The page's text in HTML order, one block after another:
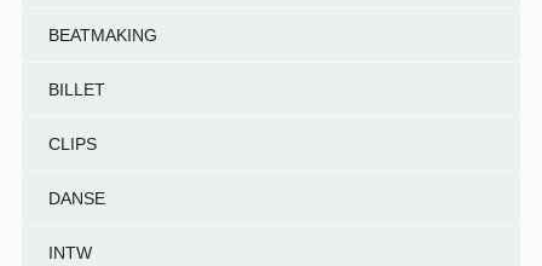
BEATMAKING
BILLET
CLIPS
DANSE
INTW